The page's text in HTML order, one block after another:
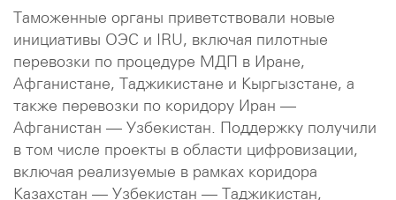
Таможенные органы приветствовали новые
инициативы ОЭС и IRU, включая пилотные
перевозки по процедуре МДП в Иране,
Афганистане, Таджикистане и Кыргызстане, а
также перевозки по коридору Иран —
Афганистан — Узбекистан. Поддержку получили
в том числе проекты в области цифровизации,
включая реализуемые в рамках коридора
Казахстан — Узбекистан — Таджикистан,